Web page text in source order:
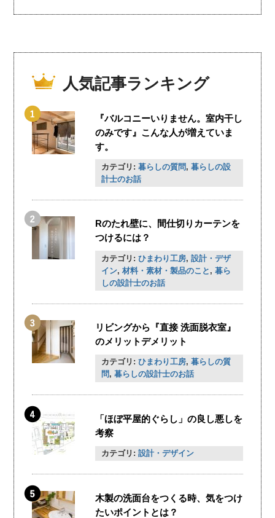
人気記事ランキング
『バルコニーいりません。室内干し
のみです』こんな人が増えていま
す。
カテゴリ: 暮らしの質問, 暮らしの設
計士のお話
Rのたれ壁に、間仕切りカーテンを
つけるには？
カテゴリ: ひまわり工房, 設計・デザ
イン, 材料・素材・製品のこと , 暮ら
しの設計士のお話
リビングから『直接 洗面脱衣室』
のメリットデメリット
カテゴリ: ひまわり工房, 暮らしの質
問, 暮らしの設計士のお話
「ほぼ平屋的ぐらし」の良し悪しを
考察
カテゴリ: 設計・デザイン
木製の洗面台をつくる時、気をつけ
たいポイントとは？